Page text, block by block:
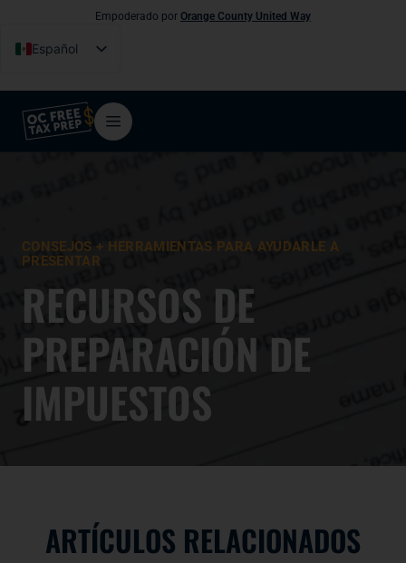
Empoderado por Orange County United Way
Español
Tiếng Việt
فارسی
CONSEJOS + HERRAMIENTAS PARA AYUDARLE A
PRESENTAR
RECURSOS DE
PREPARACIÓN DE
IMPUESTOS
ARTÍCULOS RELACIONADOS